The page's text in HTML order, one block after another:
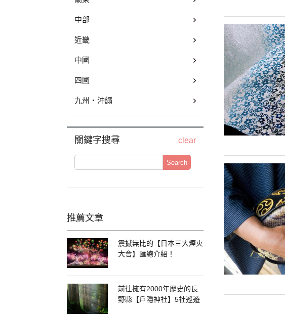
中部
近畿
中國
四國
九州・沖繩
關鍵字搜尋 clear
Search
推薦文章
震撼無比的【日本三大煙火
大會】匯總介紹！
前往擁有2000年歷史的長
野縣【戶隱神社】5社巡遊